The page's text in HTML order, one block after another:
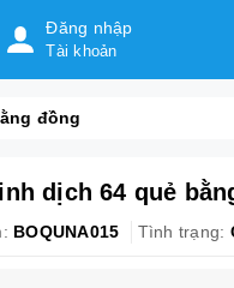
Đăng nhập
Tài khoản
đồng
dịch 64 quẻ
BOQUNA015 Tình trạng: